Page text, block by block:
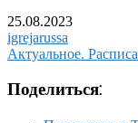
25.08.2023
igrejarussa
Актуальное.
Поделиться: